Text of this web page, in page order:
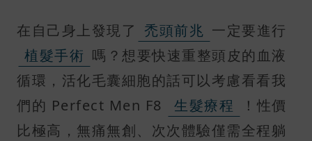
在自己身上發現了 禿頭前兆 一定要進行
植髮手術 嗎？想要快速重整頭皮的血液
循環，活化毛囊細胞的話可以考慮看看我
們的 Perfect Men F8
生髮療程
！性價
比極高，無痛無創、次次體驗僅需全程躺